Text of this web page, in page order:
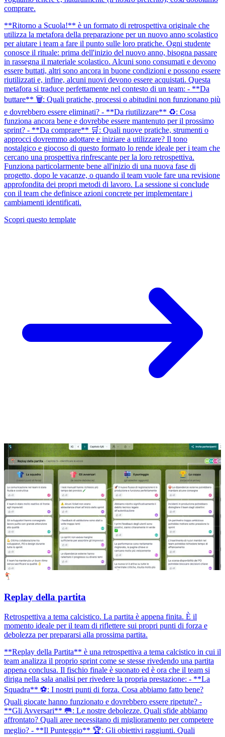
comprare.
**Ritorno a Scuola!** è un formato di retrospettiva originale che
utilizza la metafora della preparazione per un nuovo anno scolastico
per aiutare i team a fare il punto sulle loro pratiche. Ogni studente
conosce il rituale: prima dell'inizio del nuovo anno, bisogna passare
in rassegna il materiale scolastico. Alcuni sono consumati e devono
essere buttati, altri sono ancora in buone condizioni e possono essere
riutilizzati e, infine, alcuni nuovi devono essere acquistati. Questa
metafora si traduce perfettamente nel contesto di un team: - **Da
buttare** 🗑️: Quali pratiche, processi o abitudini non funzionano più
e dovrebbero essere eliminati? - **Da riutilizzare** ♻️: Cosa
funziona ancora bene e dovrebbe essere mantenuto per il prossimo
sprint? - **Da comprare** 🛒: Quali nuove pratiche, strumenti o
approcci dovremmo adottare e iniziare a utilizzare? Il tono
nostalgico e giocoso di questo formato lo rende ideale per i team che
cercano una prospettiva rinfrescante per la loro retrospettiva.
Funziona particolarmente bene all'inizio di una nuova fase di
progetto, dopo le vacanze, o quando il team vuole fare una revisione
approfondita dei propri metodi di lavoro. La sessione si conclude
con il team che definisce azioni concrete per implementare i
cambiamenti identificati.
Scopri questo template
Replay della partita
Retrospettiva a tema calcistico. La partita è appena finita. È il
momento ideale per il team di riflettere sui propri punti di forza e
debolezza per prepararsi alla prossima partita.
**Replay della Partita** è una retrospettiva a tema calcistico in cui il
team analizza il proprio sprint come se stesse rivedendo una partita
appena conclusa. Il fischio finale è suonato ed è ora che il team si
diriga nella sala analisi per rivedere la propria prestazione: - **La
Squadra** ⚽: I nostri punti di forza. Cosa abbiamo fatto bene?
Quali giocate hanno funzionato e dovrebbero essere ripetute? -
**Gli Avversari** 🥅: Le nostre debolezze. Quali sfide abbiamo
affrontato? Quali aree necessitano di miglioramento per competere
meglio? - **Il Punteggio** 🏆: Gli obiettivi raggiunti. Quali